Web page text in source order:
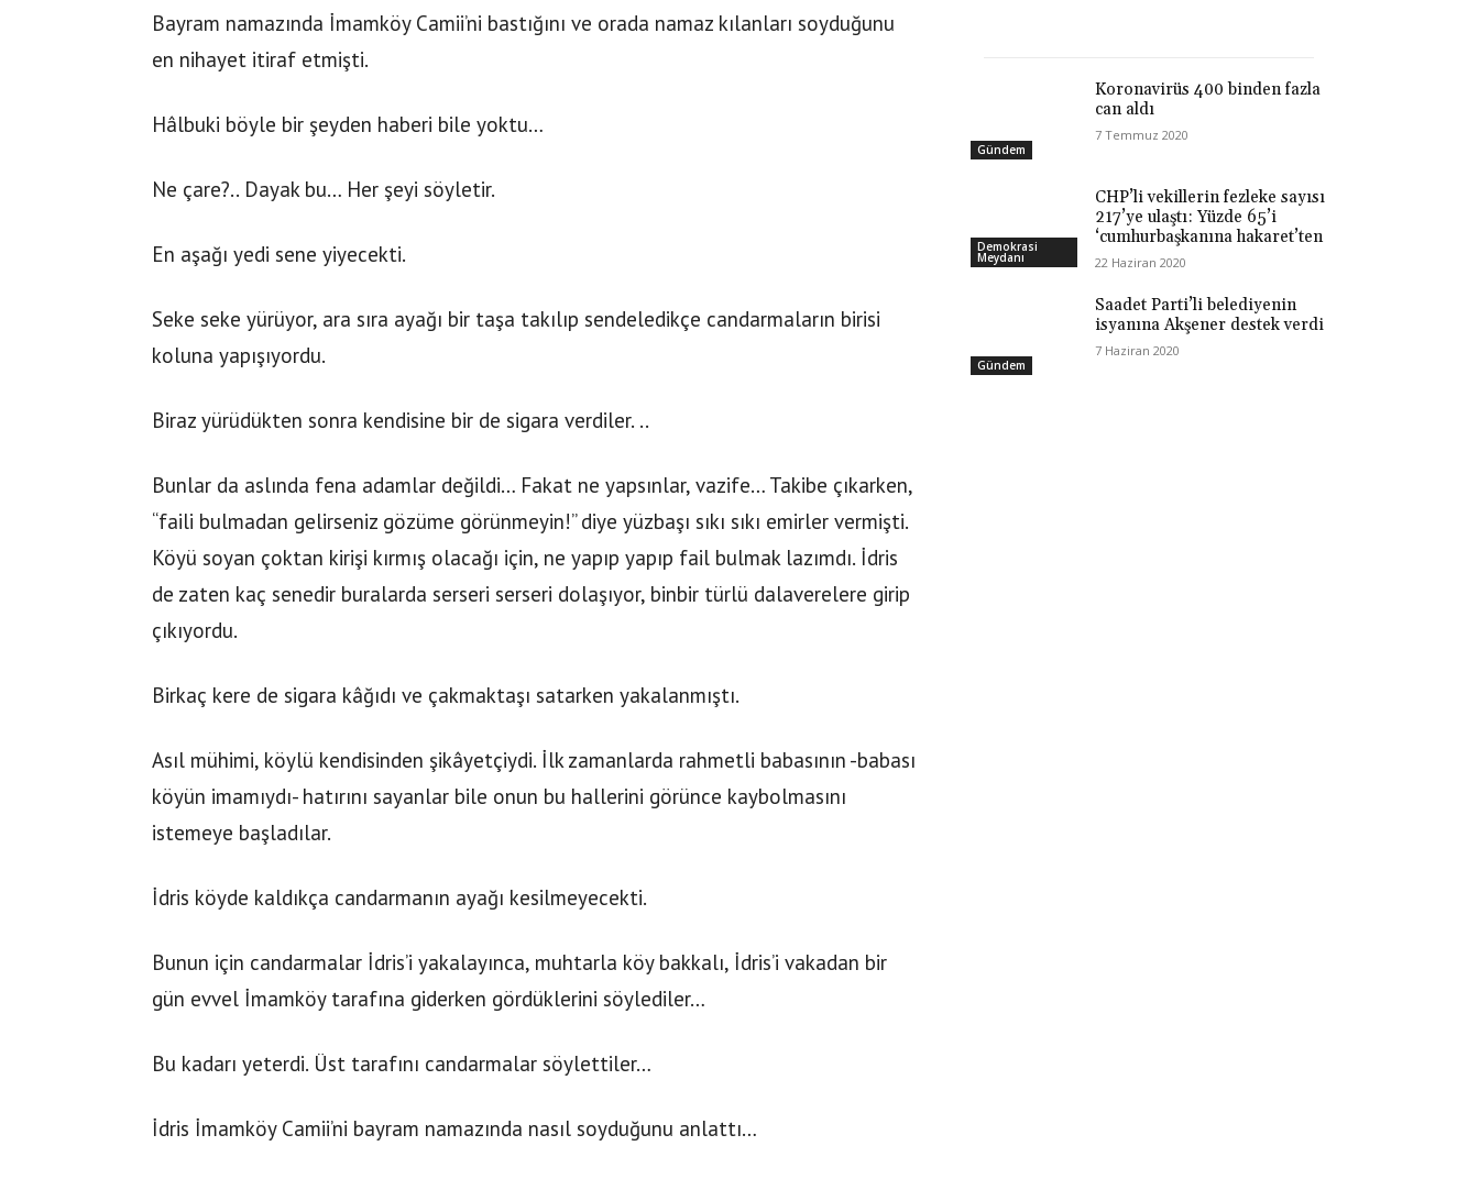
Bayram namazında İmamköy Camii’ni bastığını ve orada namaz kılanları soyduğunu
en nihayet itiraf etmişti.
Hâlbuki böyle bir şeyden haberi bile yoktu…
Ne çare?.. Dayak bu… Her şeyi söyletir.
En aşağı yedi sene yiyecekti.
Seke seke yürüyor, ara sıra ayağı bir taşa takılıp sendeledikçe candarmaların birisi
koluna yapışıyordu.
Biraz yürüdükten sonra kendisine bir de sigara verdiler. ..
Bunlar da aslında fena adamlar değildi… Fakat ne yapsınlar, vazife… Takibe çıkarken,
“faili bulmadan gelirseniz gözüme görünmeyin!” diye yüzbaşı sıkı sıkı emirler vermişti.
Köyü soyan çoktan kirişi kırmış olacağı için, ne yapıp yapıp fail bulmak lazımdı. İdris
de zaten kaç senedir buralarda serseri serseri dolaşıyor, binbir türlü dalaverelere girip
çıkıyordu.
Birkaç kere de sigara kâğıdı ve çakmaktaşı satarken yakalanmıştı.
Asıl mühimi, köylü kendisinden şikâyetçiydi. İlk zamanlarda rahmetli babasının -babası
köyün imamıydı- hatırını sayanlar bile onun bu hallerini görünce kaybolmasını
istemeye başladılar.
İdris köyde kaldıkça candarmanın ayağı kesilmeyecekti.
Bunun için candarmalar İdris’i yakalayınca, muhtarla köy bakkalı, İdris’i vakadan bir
gün evvel İmamköy tarafına giderken gördüklerini söylediler…
Bu kadarı yeterdi. Üst tarafını candarmalar söylettiler…
İdris İmamköy Camii’ni bayram namazında nasıl soyduğunu anlattı…
Gündem
Koronavirüs 400 binden fazla
can aldı
7 Temmuz 2020
Demokrasi
Meydanı
CHP’li vekillerin fezleke sayısı
217’ye ulaştı: Yüzde 65’i
‘cumhurbaşkanına hakaret’ten
22 Haziran 2020
Gündem
Saadet Parti’li belediyenin
isyanına Akşener destek verdi
7 Haziran 2020